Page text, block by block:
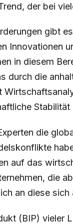
der bei
gibt
Innovationen
in diesem
durch die
Stabilität
die
auf das
die
an diese
(BIP) vieler